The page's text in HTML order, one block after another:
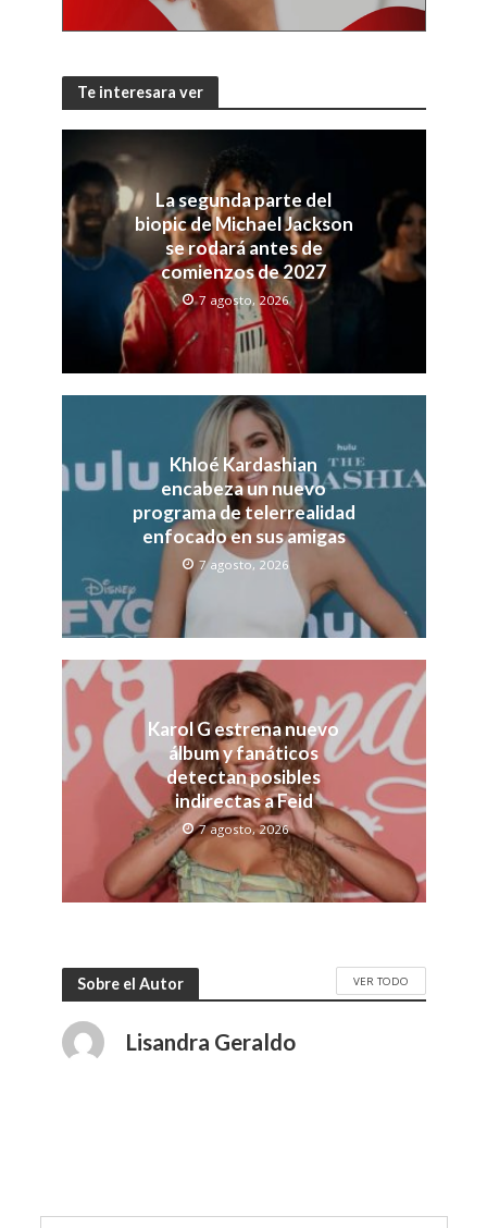
Te interesara ver
La segunda parte del
biopic de Michael Jackson
se rodará antes de
comienzos de 2027
7 agosto, 2026
Khloé Kardashian
encabeza un nuevo
programa de telerrealidad
enfocado en sus amigas
7 agosto, 2026
Karol G estrena nuevo
álbum y fanáticos
detectan posibles
indirectas a Feid
7 agosto, 2026
Sobre el Autor VER TODO
Lisandra Geraldo